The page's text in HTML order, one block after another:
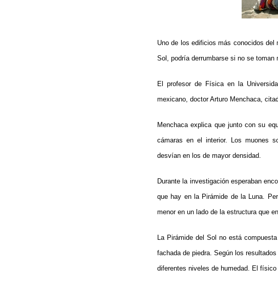
Uno de los edificios más conocidos del
Sol, podría derrumbarse si no se
El profesor de Física en la
mexicano, doctor Arturo Menchaca,
Menchaca explica que junto con su
cámaras en el interior. Los muones
desvían en los de mayor densidad.
Durante la investigación esperaban
que hay en la Pirámide de la Luna.
menor en un lado de la estructura que
La Pirámide del Sol no está
fachada de piedra. Según los
diferentes niveles de humedad. El